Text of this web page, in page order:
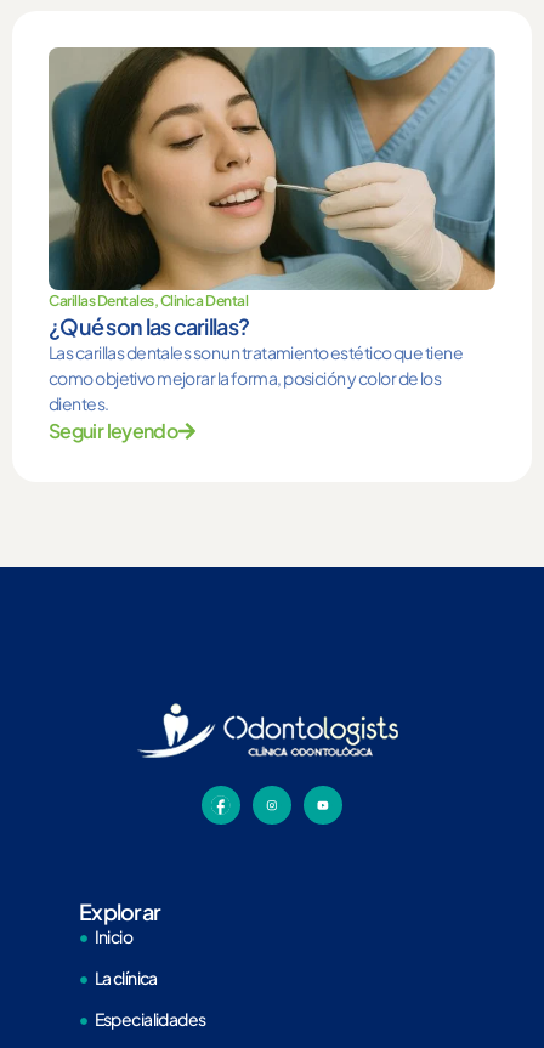
Carillas Dentales,Clinica Dental
¿Qué son las carillas?
Las carillas dentales son un tratamiento estético que tiene
como objetivo mejorar la forma, posición y color de los
dientes.
Seguir leyendo
Explorar
Inicio
La clínica
Especialidades